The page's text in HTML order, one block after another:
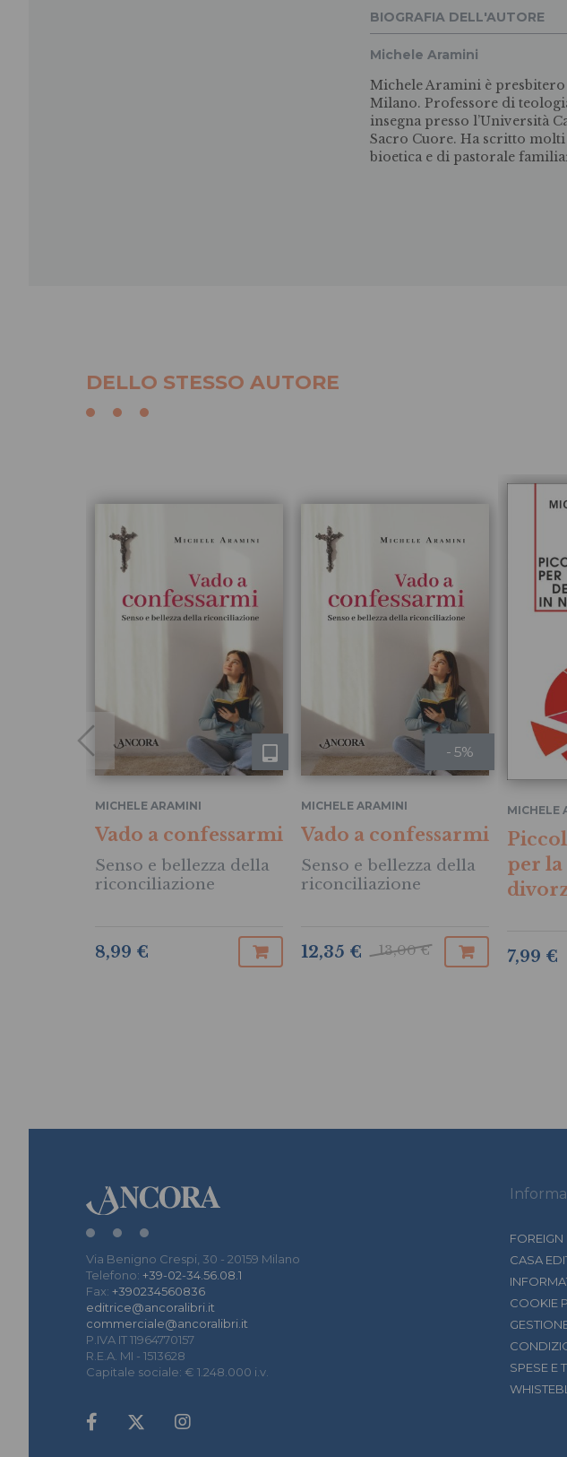
BIOGRAFIA DELL'AUTORE
Michele Aramini
Michele Aramini è presbitero
Milano. Professore di
insegna presso l’Università
Sacro Cuore. Ha scritto
bioetica e di pastorale
DELLO STESSO AUTORE
MICHELE ARAMINI
Vado a confessarmi
Senso e bellezza della
riconciliazione
8,99 €
- 5%
MICHELE ARAMINI
Vado a confessarmi
Senso e bellezza della
riconciliazione
13,00 €
12,35 €
MICHELE
per la
7,99 €
Via Benigno Crespi, 30 - 20159 Milano
Telefono: +39-02-34.56.08.1
Fax: +390234560836
editrice@ancoralibri.it
commerciale@ancoralibri.it
P.IVA IT 11964770157
R.E.A. MI - 1513628
Capitale sociale: € 1.248.000 i.v.
FOREIGN
CASA
COOKIE
SPESE E